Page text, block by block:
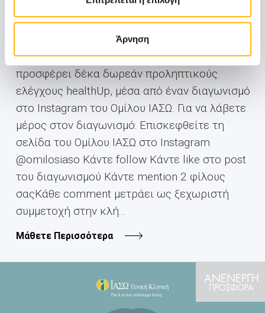
Άρνηση
Κάνε την πρόληψη συνήθεια!Με φετινό μήνυμα
«Κάνε την πρόληψη συνήθεια!», το ΙΑΣΩ Γενική
Κλινική υπενθυμίζει στους άνδρες να
φροντίζουν τακτικά την υγεία τους και
προσφέρει δέκα δωρεάν προληπτικούς
ελέγχους healthUp, μέσα από έναν διαγωνισμό
στο Instagram του Ομίλου ΙΑΣΩ. Για να λάβετε
μέρος στον διαγωνισμό: Επισκεφθείτε τη
σελίδα του Ομίλου ΙΑΣΩ στο Instagram
@omilosiaso Κάντε follow Κάντε like στο post
του διαγωνισμού Κάντε mention 2 φίλους
σαςΚάθε comment μετράει ως ξεχωριστή
συμμετοχή στην κλή...
Μάθετε Περισσότερα
ΑΝΕΝΕΡΓΗ
ΠΡΟΣΦΟΡΑ